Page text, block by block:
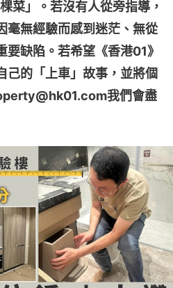
菜」。若沒有人從旁指導，
毫無經驗而感到迷茫、無從
要缺陷。若希望《香港01》
己的「上車」故事，並將個
我們會盡